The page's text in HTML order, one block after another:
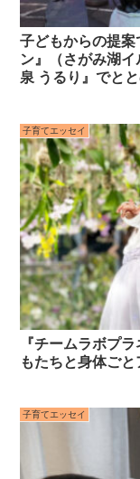
子どもからの提案
ン』（さがみ湖
泉 うるり』でと
子育てエッセイ
『チームラボプ
もたちと身体ご
子育てエッセイ